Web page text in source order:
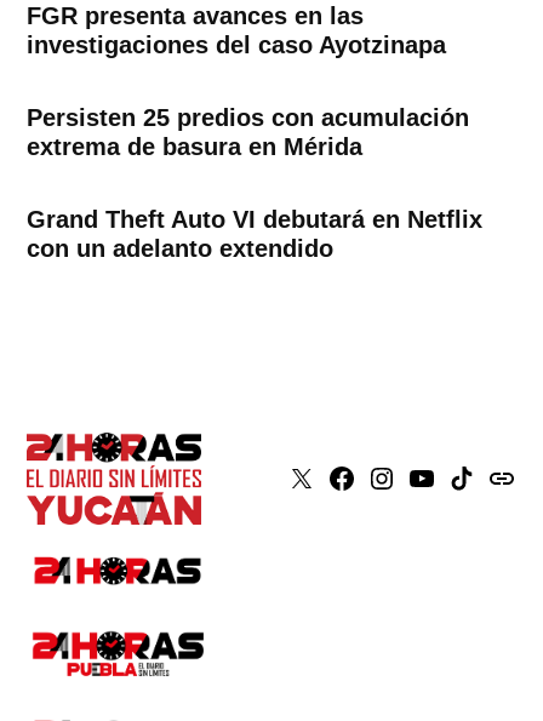
FGR presenta avances en las
investigaciones del caso Ayotzinapa
Persisten 25 predios con acumulación
extrema de basura en Mérida
Grand Theft Auto VI debutará en Netflix
con un adelanto extendido
X Faceboook
Instagram
YoutubeTiktokissuu